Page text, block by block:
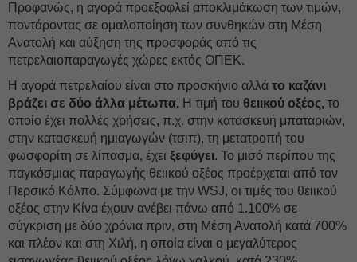
Προφανώς, η αγορά προεξοφλεί αποκλιμάκωση των τιμών,
ποντάροντας σε ομαλοποίηση των συνθηκών στη Μέση
Ανατολή και αύξηση της προσφοράς από τις
πετρελαιοπαραγωγές χώρες εκτός ΟΠΕΚ.
Η αγορά πετρελαίου είναι στο προσκήνιο αλλά το καζάνι
βράζει σε δύο άλλα μέτωπα. H τιμή του θειικού οξέος, το
οποίο έχει πολλές χρήσεις, π.χ. στην κατασκευή μπαταριών,
στην κατασκευή ημιαγωγών (τσιπ), τη μετατροπή του
φωσφορίτη σε λίπασμα, έχει ξεφύγει. Το μισό περίπου της
παγκόσμιας παραγωγής θειικού οξέος προέρχεται από τον
Περσικό Κόλπο. Σύμφωνα με την WSJ, οι τιμές του θειικού
οξέος στην Κίνα έχουν ανέβει πάνω από 1.100% σε
σύγκριση με δύο χρόνια πριν, στη Μέση Ανατολή κατά 700%
και πλέον και στη Χιλή, η οποία είναι ο μεγαλύτερος